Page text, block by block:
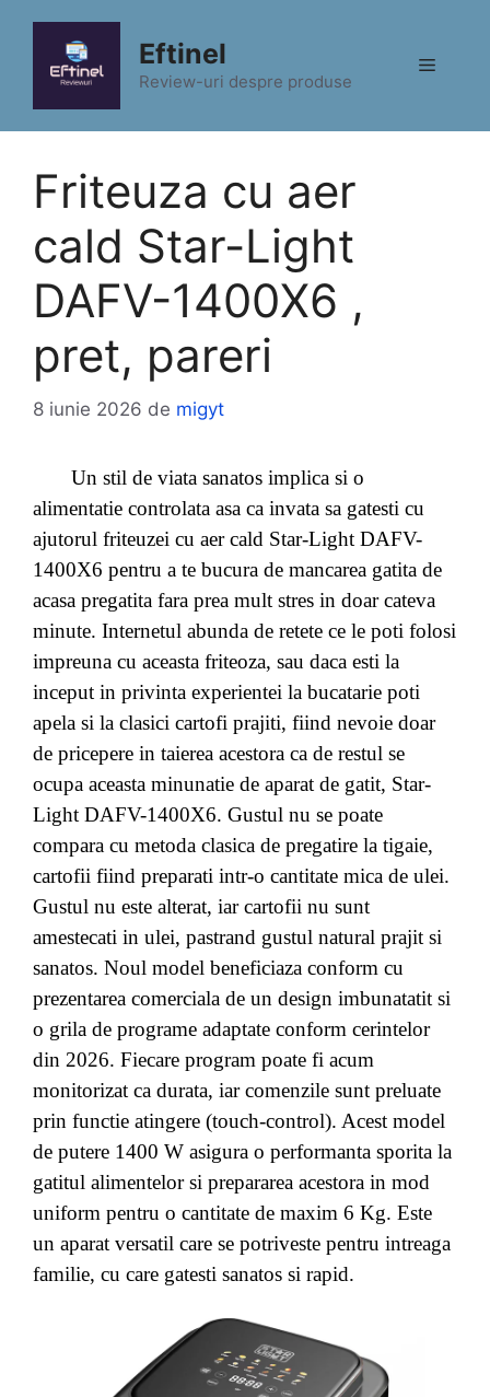
conținut
Eftinel
Review-uri despre produse
Meniu
Friteuza cu aer
cald Star-Light
DAFV-1400X6 ,
pret, pareri
8 iunie 2026 de migyt
Un stil de viata sanatos implica si o
alimentatie controlata asa ca invata sa gatesti cu
ajutorul friteuzei cu aer cald Star-Light DAFV-
1400X6 pentru a te bucura de mancarea gatita de
acasa pregatita fara prea mult stres in doar cateva
minute. Internetul abunda de retete ce le poti folosi
impreuna cu aceasta friteoza, sau daca esti la
inceput in privinta experientei la bucatarie poti
apela si la clasici cartofi prajiti, fiind nevoie doar
de pricepere in taierea acestora ca de restul se
ocupa aceasta minunatie de aparat de gatit, Star-
Light DAFV-1400X6. Gustul nu se poate
compara cu metoda clasica de pregatire la tigaie,
cartofii fiind preparati intr-o cantitate mica de ulei.
Gustul nu este alterat, iar cartofii nu sunt
amestecati in ulei, pastrand gustul natural prajit si
sanatos. Noul model beneficiaza conform cu
prezentarea comerciala de un design imbunatatit si
o grila de programe adaptate conform cerintelor
din 2026. Fiecare program poate fi acum
monitorizat ca durata, iar comenzile sunt preluate
prin functie atingere (touch-control). Acest model
de putere 1400 W asigura o performanta sporita la
gatitul alimentelor si prepararea acestora in mod
uniform pentru o cantitate de maxim 6 Kg. Este
un aparat versatil care se potriveste pentru intreaga
familie, cu care gatesti sanatos si rapid.